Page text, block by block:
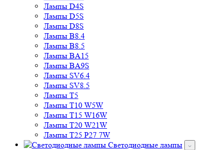
Лампы D4S
Лампы D5S
Лампы D8S
Лампы B8.4
Лампы B8.5
Лампы BA15
Лампы BA9S
Лампы SV6.4
Лампы SV8.5
Лампы T5
Лампы T10 W5W
Лампы T15 W16W
Лампы T20 W21W
Лампы T25 P27 7W
Светодиодные лампы